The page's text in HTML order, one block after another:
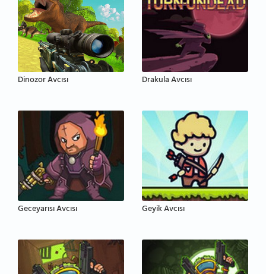
Dinozor Avcısı Drakula Avcısı
Geceyarısı Avcısı Geyik Avcısı